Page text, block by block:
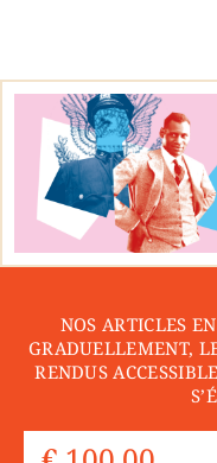
NOS ARTICLES
GRADUELLEMENT,
RENDUS